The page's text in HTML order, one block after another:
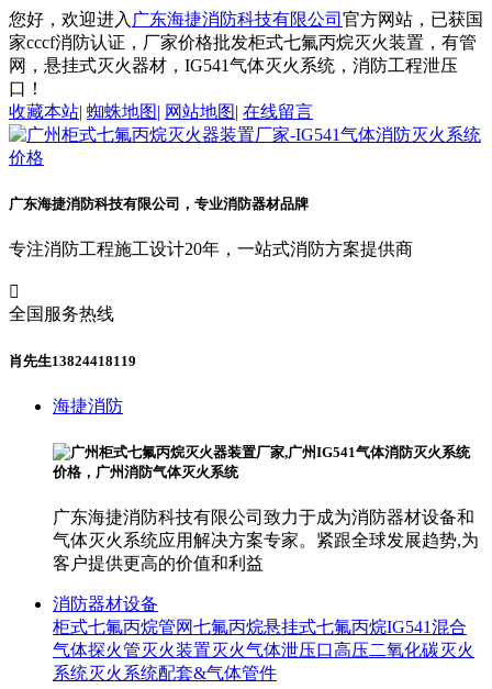
您好，欢迎进入 广东海捷消防科技有限公司 官方网站，已获国
家cccf消防认证，厂家价格批发柜式七氟丙烷灭火装置，有管
网，悬挂式灭火器材，IG541气体灭火系统，消防工程泄压
口！
收藏本站| 蜘蛛地图| 网站地图| 在线留言
广东海捷消防科技有限公司，专业消防器材品牌
专注消防工程施工设计20年，一站式消防方案提供商

全国服务热线
肖先生13824418119
海捷消防
广东海捷消防科技有限公司致力于成为消防器材设备和
气体灭火系统应用解决方案专家。紧跟全球发展趋势,为
客户提供更高的价值和利益
消防器材设备
柜式七氟丙烷管网七氟丙烷悬挂式七氟丙烷IG541混合
气体探火管灭火装置灭火气体泄压口高压二氧化碳灭火
系统灭火系统配套&气体管件